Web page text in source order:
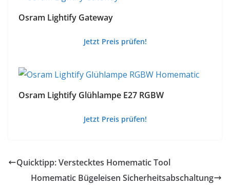
Osram Lightify Gateway
Jetzt Preis prüfen!
Osram Lightify Glühlampe E27 RGBW
Jetzt Preis prüfen!
Quicktipp: Verstecktes Homematic Tool
Homematic Bügeleisen Sicherheitsabschaltung